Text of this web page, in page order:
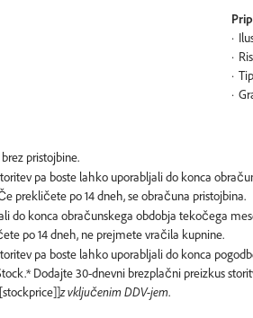
pa boste lahko uporabljali do konca
do konca obračunskega obdobja tekočega
pa boste lahko uporabljali do konca
Dodajte 30-dnevni brezplačni preizkus
z vključenim DDV-jem.